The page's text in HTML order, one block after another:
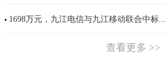
1698万元，九江电信与九江移动联合中标...
查看更多 >>